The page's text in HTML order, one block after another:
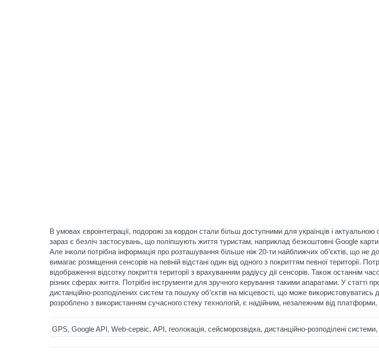
В умовах євроінтеграції, подорожі за кордон стали більш доступними для українців і
зараз є безліч застосувань, що поліпшують життя туристам, наприклад безкоштовні Google
Але інколи потрібна інформація про розташування більше ніж 20-ти найближчих об’єктів, що не
вимагає розміщення сенсорів на певній відстані один від одного з покриттям певної території.
відображення відсотку покриття території з врахуванням радіусу дії сенсорів. Також останнім
різних сферах життя. Потрібні інструменти для зручного керування такими апаратами. У
дистанційно-розподілених систем та пошуку об’єктів на місцевості, що може
розроблено з використанням сучасного стеку технологій, є надійним, незалежним від
GPS, Google API, Web-сервіс, API, геолокація, сейсморозвідка, дистанційно-розподілені системи,